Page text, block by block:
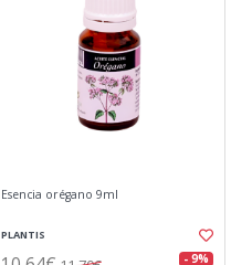
Esencia orégano 9ml
PLANTIS
- 9%